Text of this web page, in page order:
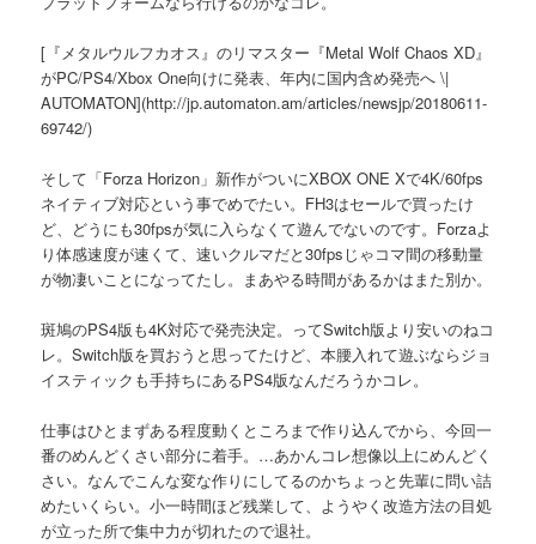
[『メタルウルフカオス』のリマスター『Metal Wolf Chaos XD』
がPC/PS4/Xbox One向けに発表、年内に国内含め発売へ \|
AUTOMATON](http://jp.automaton.am/articles/newsjp/20180611-
69742/)
そして「Forza Horizon」新作がついにXBOX ONE Xで4K/60fps
ネイティブ対応という事でめでたい。FH3はセールで買ったけ
ど、どうにも30fpsが気に入らなくて遊んでないのです。Forzaよ
り体感速度が速くて、速いクルマだと30fpsじゃコマ間の移動量
が物凄いことになってたし。まあやる時間があるかはまた別か。
斑鳩のPS4版も4K対応で発売決定。ってSwitch版より安いのねコ
レ。Switch版を買おうと思ってたけど、本腰入れて遊ぶならジョ
イスティックも手持ちにあるPS4版なんだろうかコレ。
仕事はひとまずある程度動くところまで作り込んでから、今回一
番のめんどくさい部分に着手。…あかんコレ想像以上にめんどく
さい。なんでこんな変な作りにしてるのかちょっと先輩に問い詰
めたいくらい。小一時間ほど残業して、ようやく改造方法の目処
が立った所で集中力が切れたので退社。